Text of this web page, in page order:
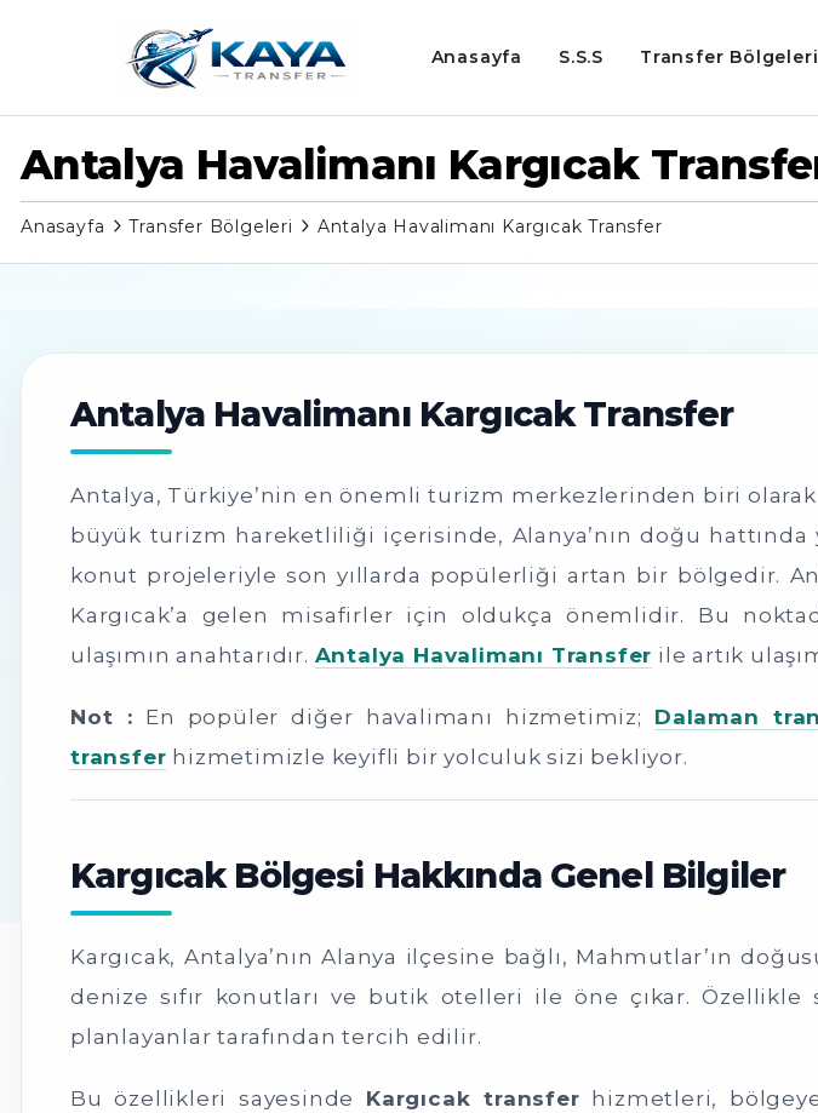
Anasayfa S.S.S Transfer Bölgeleri
Antalya Havalimanı Kargıcak
Anasayfa Transfer Bölgeleri Antalya Havalimanı Kargıcak Transfer
Antalya Havalimanı Kargıcak Transfer
Antalya, Türkiye’nin en önemli turizm merkezlerinden biri olarak
büyük turizm hareketliliği içerisinde, Alanya’nın doğu hattında
konut projeleriyle son yıllarda popülerliği artan bir bölgedir.
Kargıcak’a gelen misafirler için oldukça önemlidir. Bu
ulaşımın anahtarıdır. Antalya Havalimanı Transfer ile artık
Not : En popüler diğer havalimanı hizmetimiz; Dalaman
transfer hizmetimizle keyifli bir yolculuk sizi bekliyor.
Kargıcak Bölgesi Hakkında Genel Bilgiler
Kargıcak, Antalya’nın Alanya ilçesine bağlı, Mahmutlar’ın
denize sıfır konutları ve butik otelleri ile öne çıkar.
planlayanlar tarafından tercih edilir.
Bu özellikleri sayesinde Kargıcak transfer hizmetleri,